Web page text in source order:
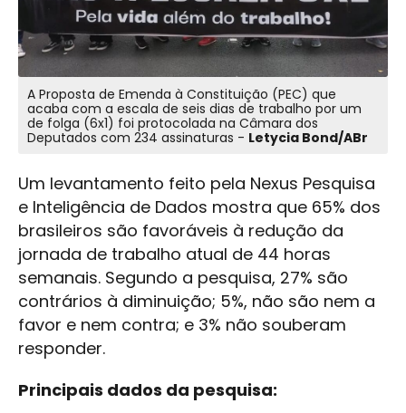
A Proposta de Emenda à Constituição (PEC) que
acaba com a escala de seis dias de trabalho por um
de folga (6x1) foi protocolada na Câmara dos
Deputados com 234 assinaturas - Letycia Bond/ABr
Um levantamento feito pela Nexus Pesquisa
e Inteligência de Dados mostra que 65% dos
brasileiros são favoráveis à redução da
jornada de trabalho atual de 44 horas
semanais. Segundo a pesquisa, 27% são
contrários à diminuição; 5%, não são nem a
favor e nem contra; e 3% não souberam
responder.
Principais dados da pesquisa: